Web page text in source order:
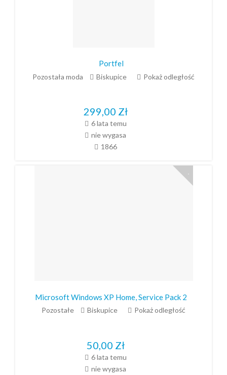
Portfel
Pozostała moda Biskupice Pokaż odległość
299,00 Zł
6 lata temu
nie wygasa
1866
Microsoft Windows XP Home, Service Pack 2
Pozostałe Biskupice Pokaż odległość
50,00 Zł
6 lata temu
nie wygasa